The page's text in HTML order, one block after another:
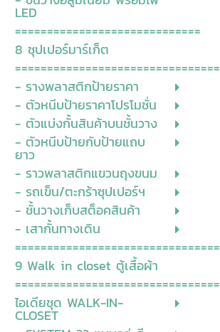
LED
=============================
8 ซุปเปอร์มาร์เก็ต
================================
- รางพลาสติกป้ายราคา
- ตัวหนีบป้ายราคาโปรโมชั่น
- ตัวแบ่งกั้นสินค้าบนชั้นวาง
- ตัวหนีบป้ายกับป้ายแถบ
ยาว
- ราวพลาสติกแขวนถุงขนม
- รถเข็น/ตะกร้าซุปเปอร์ฯ
- ชั้นวางเก็บสต็อคสินค้า
- เสากั้นทางเดิน
================================
9 Walk in closet ตู้เสื้อผ้า
================================
ไอเดียชุด WALK-IN-
CLOSET